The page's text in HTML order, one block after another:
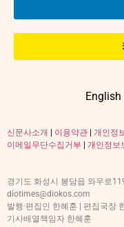
English
신문사소개 이용약관 개인정
이메일무단수집거부
개인정보
경기도 화성시 봉담읍 와우로
diotimes@diokos.com
발행·편집인 한혜훈 | 편집국장
기사배열책임자 한혜훈